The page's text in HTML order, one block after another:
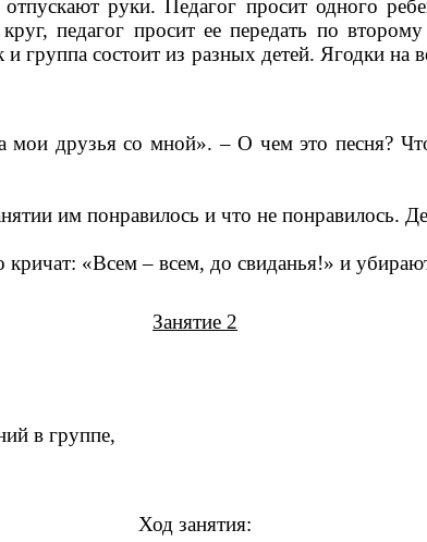
руки. Педагог просит одного
педагог просит ее передать по
группа состоит из разных детей. Ягодки на
друзья со мной». – О чем это песня?
им понравилось и что не понравилось.
кричат: «Всем – всем, до свиданья!» и
Занятие 2
в группе,
Ход занятия: